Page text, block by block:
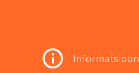
Informatsioon